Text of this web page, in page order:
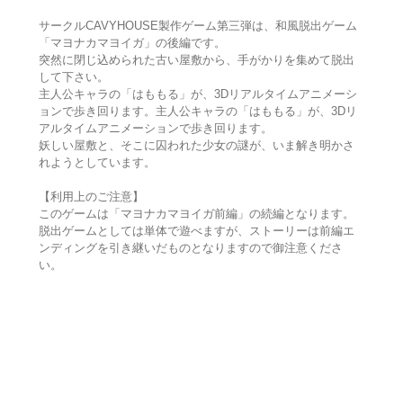
サークルCAVYHOUSE製作ゲーム第三弾は、和風脱出ゲーム
「マヨナカマヨイガ」の後編です。
突然に閉じ込められた古い屋敷から、手がかりを集めて脱出
して下さい。
主人公キャラの「はももる」が、3Dリアルタイムアニメーシ
ョンで歩き回ります。主人公キャラの「はももる」が、3Dリ
アルタイムアニメーションで歩き回ります。
妖しい屋敷と、そこに囚われた少女の謎が、いま解き明かさ
れようとしています。
【利用上のご注意】
このゲームは「マヨナカマヨイガ前編」の続編となります。
脱出ゲームとしては単体で遊べますが、ストーリーは前編エ
ンディングを引き継いだものとなりますので御注意くださ
い。